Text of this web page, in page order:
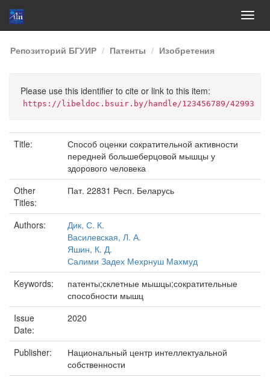
Skip
navigation
Репозиторий БГУИР Патенты Изобретения
Please use this identifier to cite or link to this item:
https://libeldoc.bsuir.by/handle/123456789/42993
Title:
Способ оценки сократительной активности
передней большеберцовой мышцы у
здорового человека
Other
Titles:
Пат. 22831 Респ. Беларусь
Authors:
Дик, С. К.
Василевская, Л. А.
Яшин, К. Д.
Салими Задех Мехрнуш Махмуд
Keywords:
патенты;склетные мышцы;сократительные
способности мышц
Issue
Date:
2020
Publisher:
Национальный центр интеллектуальной
собственности